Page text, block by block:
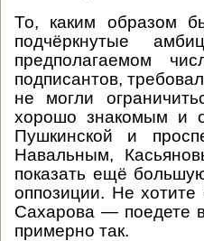
То, каким образом
подчёркнутые
предполагаемом
подписантов,
не могли
хорошо знакомым и
Пушкинской и
Навальным,
показать ещё
оппозиции. Не хотите
Сахарова — поедете
примерно так.